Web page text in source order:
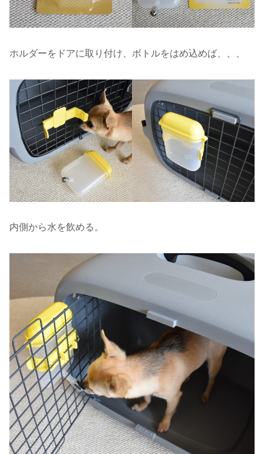
ホルダーをドアに取り付け、ボトルをはめ込めば、、、
内側から水を飲める。